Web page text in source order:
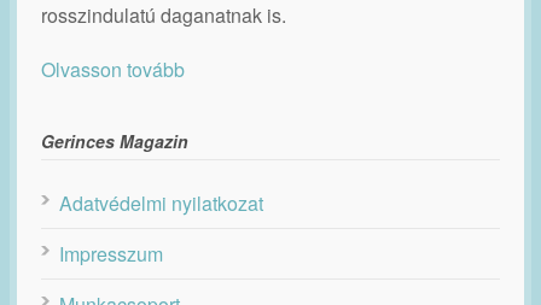
rosszindulatú daganatnak is.
Olvasson tovább
Gerinces Magazin
Adatvédelmi nyilatkozat
Impresszum